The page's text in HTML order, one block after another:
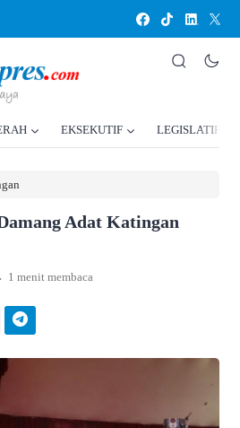
EKSEKUTIF LEGISLATIF
Adat Katingan
. 1 menit membaca